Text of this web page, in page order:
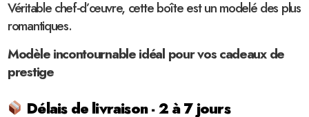
Véritable chef-d’œuvre, cette boîte est un modelé des plus
romantiques.
Modèle incontournable idéal pour vos cadeaux de
prestige
Délais de livraison - 2 à 7 jours